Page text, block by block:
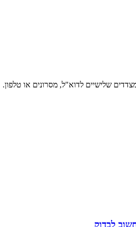
שלישיים לדוא"ל, מסרונים או טלפון.